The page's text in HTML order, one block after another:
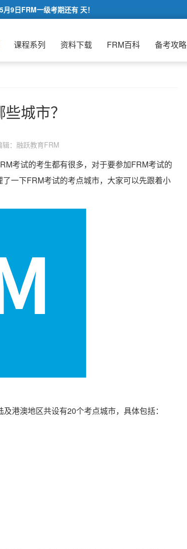
月9日FRM一级考期还有 天！
课程系列 资料下载 FRM百科 备考攻略
城市？
辑：融跃教育FRM
考试的考生都有很多，对于要参加FRM考试的
一下FRM考试的考点城市，大家可以先跟着小
及港澳地区共设有20个考点城市，具体包括：